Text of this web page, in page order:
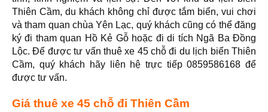
Thiên Cầm, du khách không chỉ được tắm biển, vui chơi
và tham quan chùa Yên Lạc, quý khách cũng có thể đăng
ký đi tham quan Hồ Kẻ Gỗ hoặc đi di tích Ngã Ba Đồng
Lộc. Để được tư vấn thuê xe 45 chỗ đi du lịch biển Thiên
Cầm, quý khách hãy liên hệ trực tiếp 0859586168 để
được tư vấn.
Giá thuê xe 45 chỗ đi Thiên Cầm